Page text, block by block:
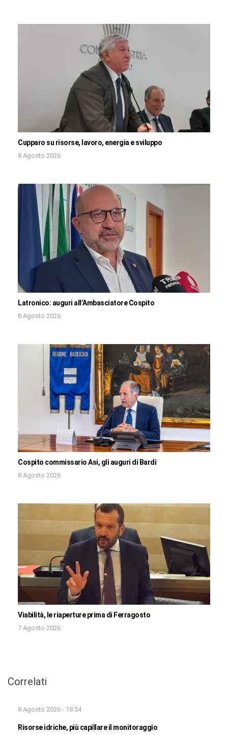
Cupparo su risorse, lavoro, energia e sviluppo
8 Agosto 2026
Latronico: auguri all’Ambasciatore Cospito
8 Agosto 2026
Cospito commissario Asi, gli auguri di Bardi
8 Agosto 2026
Viabilità, le riaperture prima di Ferragosto
7 Agosto 2026
Correlati
8 Agosto 2026 - 18:54
Risorse idriche, più capillare il monitoraggio